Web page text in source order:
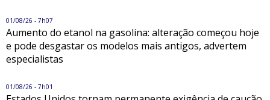
01/08/26 - 7h07
Aumento do etanol na gasolina: alteração começou hoje
e pode desgastar os modelos mais antigos, advertem
especialistas
01/08/26 - 7h01